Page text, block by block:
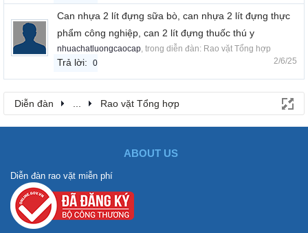
Can nhựa 2 lít đựng sữa bò, can nhựa 2 lít đựng thực
phẩm công nghiệp, can 2 lít đựng thuốc thú y
nhuachatluongcaocap, trong diễn đàn: Rao vặt Tổng hợp
Trả lời: 0 2/6/25
Diễn đàn Rao vặt Tổng hợp
ABOUT US
Diễn đàn rao vặt miễn phí